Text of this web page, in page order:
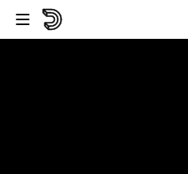
Skip to player
Skip to main content